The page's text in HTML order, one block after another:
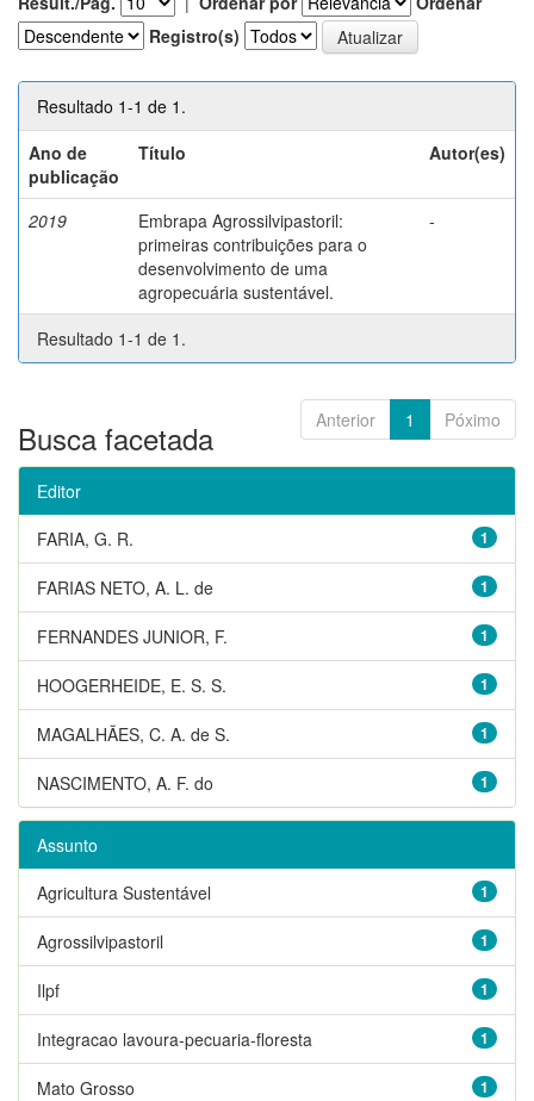
Registro(s)
Resultado 1-1 de 1.
Ano de
publicação
Título Autor(es)
2019
Embrapa Agrossilvipastoril:
primeiras contribuições para o
desenvolvimento de uma
agropecuária sustentável.
-
Resultado 1-1 de 1.
Anterior 1 Póximo
Busca facetada
Editor
1
FARIA, G. R.
1
FARIAS NETO, A. L. de
1
FERNANDES JUNIOR, F.
1
HOOGERHEIDE, E. S. S.
1
MAGALHÃES, C. A. de S.
1
NASCIMENTO, A. F. do
Assunto
1
Agricultura Sustentável
1
Agrossilvipastoril
1
Ilpf
1
Integracao lavoura-pecuaria-floresta
1
Mato Grosso